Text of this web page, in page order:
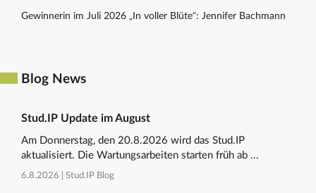
Gewinnerin im Juli 2026 „In voller Blüte“: Jennifer Bachmann
Blog News
Stud.IP Update im August
Am Donnerstag, den 20.8.2026 wird das Stud.IP
aktualisiert. Die Wartungsarbeiten starten früh ab ...
6.8.2026 | Stud.IP Blog